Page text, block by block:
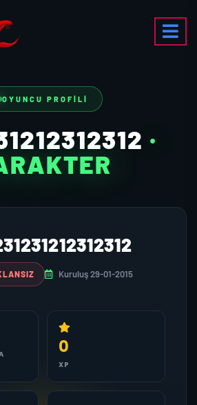
OYUNCU PROFILI
·
Kuruluş 29-01-2015
0
XP